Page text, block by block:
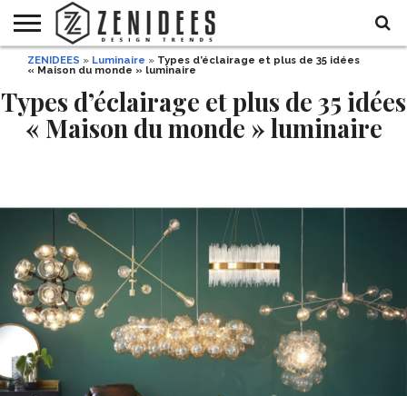
HOME
FÊTE
BEAUTÉ
ZENIDEES » Luminaire » Types d’éclairage et plus de 35 idées
« Maison du monde » luminaire
Types d’éclairage et plus de 35 idées
« Maison du monde » luminaire